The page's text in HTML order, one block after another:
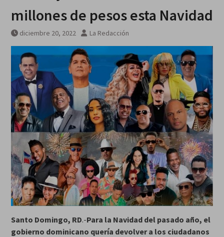
millones de pesos esta Navidad
diciembre 20, 2022 La Redacción
Santo Domingo, RD.-Para la Navidad del pasado año, el
gobierno dominicano quería devolver a los ciudadanos